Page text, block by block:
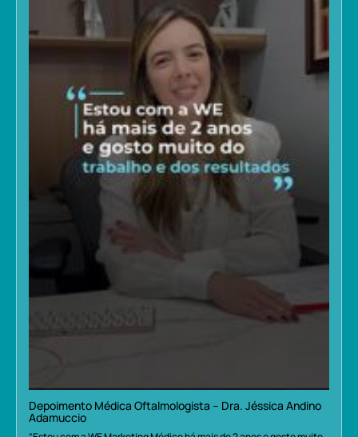
Depoimento Médica Oftalmologista – Dra. Jéssica Andino
Adamuccio